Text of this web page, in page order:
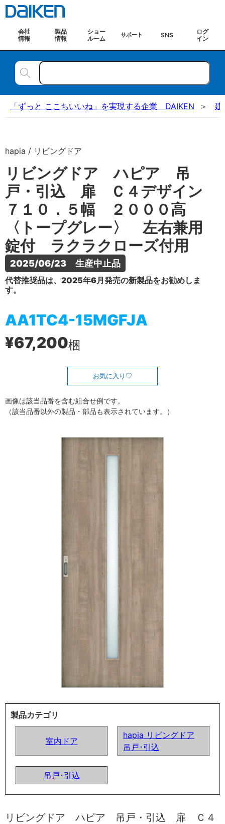
会社
情報
製品
情報
ショー
ルーム
サポート SNS
ログ
イン
「ずっと ここちいいね」を実現する企業 DAIKEN 建
hapia / リビングドア
リビングドア ハピア 吊
戸・引込 扉 Ｃ４デザイン
７１０．５幅 ２０００高
〈トープグレー〉 左右兼用
錠付 ラクラクローズ付用
2025/06/23　生産中止品
代替推奨品は、2025年6月発売の新製品をお勧めしま
す。
AA1TC4-15MGFJA
¥67,200梱
お気に入り
画像は該当品番を含む組合せ例です。
（該当品番以外の製品・部品も表示されています。）
製品カテゴリ
室内ドア
hapia リビングドア
吊戸･引込
吊戸･引込
リビングドア ハピア 吊戸・引込 扉 Ｃ４